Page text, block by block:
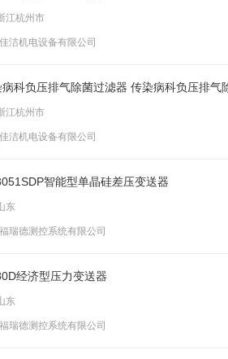
江杭州市
洁机电设备有限公司
病科负压排气除菌过滤器 传染病科负压排气
江杭州市
洁机电设备有限公司
智能型单晶硅差压变送器
东
瑞德测控系统有限公司
经济型压力变送器
东
瑞德测控系统有限公司